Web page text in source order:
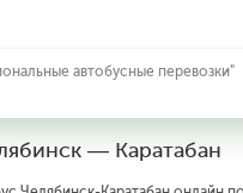
автобусные перевозки"
— Каратабан